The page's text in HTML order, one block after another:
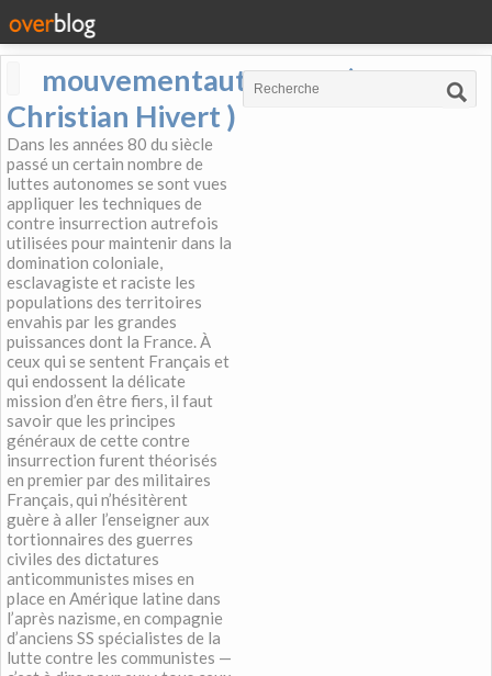
mouvementautonome (
Christian Hivert )
Dans les années 80 du siècle
passé un certain nombre de
luttes autonomes se sont vues
appliquer les techniques de
contre insurrection autrefois
utilisées pour maintenir dans la
domination coloniale,
esclavagiste et raciste les
populations des territoires
envahis par les grandes
puissances dont la France. À
ceux qui se sentent Français et
qui endossent la délicate
mission d’en être fiers, il faut
savoir que les principes
généraux de cette contre
insurrection furent théorisés
en premier par des militaires
Français, qui n’hésitèrent
guère à aller l’enseigner aux
tortionnaires des guerres
civiles des dictatures
anticommunistes mises en
place en Amérique latine dans
l’après nazisme, en compagnie
d’anciens SS spécialistes de la
lutte contre les communistes —